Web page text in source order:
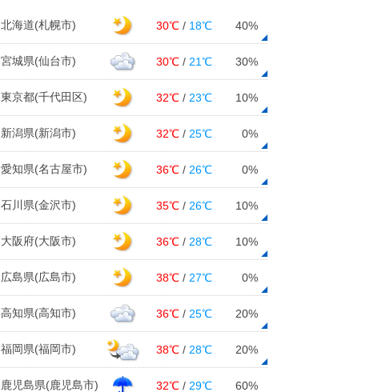
北海道(札幌市) 30℃ / 18℃ 40%
宮城県(仙台市) 30℃ / 21℃ 30%
東京都(千代田区) 32℃ / 23℃ 10%
新潟県(新潟市) 32℃ / 25℃ 0%
愛知県(名古屋市) 36℃ / 26℃ 0%
石川県(金沢市) 35℃ / 26℃ 10%
大阪府(大阪市) 36℃ / 28℃ 10%
広島県(広島市) 38℃ / 27℃ 0%
高知県(高知市) 36℃ / 25℃ 20%
福岡県(福岡市) 38℃ / 28℃ 20%
鹿児島県(鹿児島市) 32℃ / 29℃ 60%